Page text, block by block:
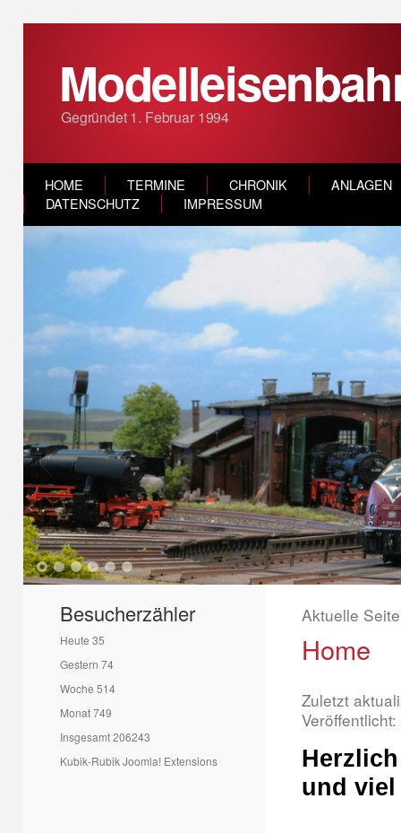
Gegründet 1. Februar 1994
HOME TERMINE CHRONIK
ANLAGEN
DATENSCHUTZ
IMPRESSUM
1 2 3 4 5 6
Besucherzähler
Heute 35
Gestern 74
Woche 514
Monat749
Insgesamt206243
Kubik-Rubik Joomla! Extensions
Aktuelle
Home
Zuletzt
und viel